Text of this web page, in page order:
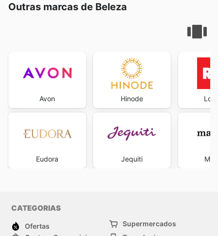
Outras marcas de Beleza
Avon
Eudora
Hinode
Jequiti
CATEGORIAS
Ofertas
Supermercados